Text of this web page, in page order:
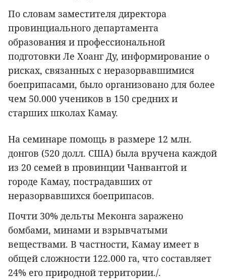
По словам заместителя директора
провинциального департамента
образования и профессиональной
подготовки Ле Хоанг Ду, информирование о
рисках, связанных с неразорвавшимися
боеприпасами, было организовано для более
чем 50.000 учеников в 150 средних и
старших школах Камау.
На семинаре помощь в размере 12 млн.
донгов (520 долл. США) была вручена каждой
из 20 семей в провинции Чанвантой и
городе Камау, пострадавших от
неразорвавшихся боеприпасов.
Почти 30% дельты Меконга заражено
бомбами, минами и взрывчатыми
веществами. В частности, Камау имеет в
общей сложности 122.000 га, что составляет
24% его природной территории./.